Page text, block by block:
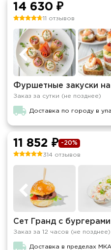
14 630 ₽
11 отзывов
Фуршетные закуски
Заказ за сутки (не позднее)
Доставка по городу в
11 852 ₽ -20%
314 отзывов
Сет Гранд с
Заказ за 12 часов (не позднее)
Доставка в пределах